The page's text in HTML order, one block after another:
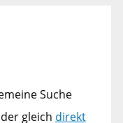
Suche
gleich direkt